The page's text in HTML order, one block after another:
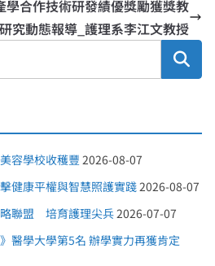
合作技術研發績優獎勵獲獎教
究動態報導_護理系李江文教授
容學校收穫豐 2026-08-07
健康平權與智慧照護實踐 2026-08-07
聯盟 培育護理尖兵 2026-07-07
醫學大學第5名 辦學實力再獲肯定